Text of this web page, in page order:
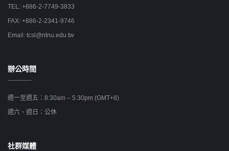
TEL: +886-2-7749-3833
FAX: +886-2-2341-9746
Email: tcsl@ntnu.edu.tw
辦公時間
週一至週五：8:30am – 5:30pm (GMT+8)
週六、週日：公休
社群媒體